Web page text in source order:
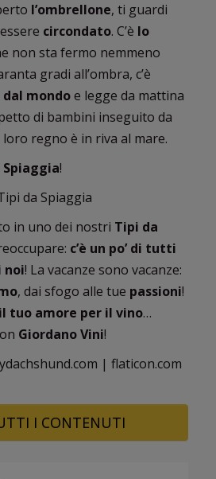
l’ombrellone, ti guardi
circondato. C’è lo
non sta fermo nemmeno
gradi all’ombra, c’è
dal mondoe legge da mattina
di bambini inseguito da
loro regno è in riva al mare.
!
in uno dei nostri Tipi da
c’è un po’ di tutti
noi! La vacanze sono vacanze:
, dai sfogo alle tue passioni!
il tuo amore per il vino…
Giordano Vini!
| flaticon.com
I CONTENUTI